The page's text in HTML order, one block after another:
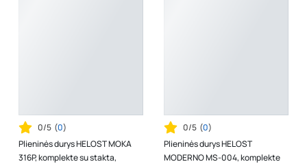
0/5 (0)
Plieninės durys HELOST MOKA
316P, komplekte su stakta,
0/5 (0)
Plieninės durys HELOST
MODERNO MS-004, komplekte